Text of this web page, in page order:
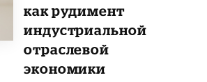
как рудимент
индустриальной
отраслевой
экономики